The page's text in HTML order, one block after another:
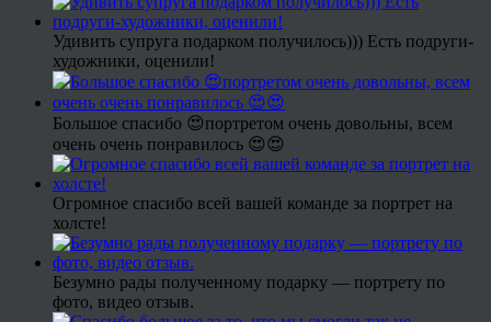
Удивить супруга подарком получилось))) Есть подруги-
художники, оценили!
Большое спасибо 😍портретом очень довольны, всем
очень очень понравилось 😍😍
Огромное спасибо всей вашей команде за портрет на
холсте!
Безумно рады полученному подарку — портрету по
фото, видео отзыв.